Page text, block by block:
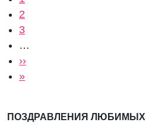
Страница
2
Страница
3
…
Следующая страница
››
Последняя страница
»
ПОЗДРАВЛЕНИЯ ЛЮБИМЫХ